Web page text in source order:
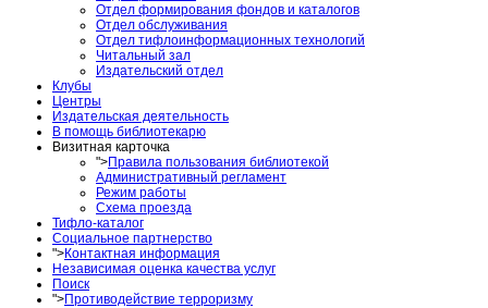
Отдел формирования фондов и каталогов
Отдел обслуживания
Отдел тифлоинформационных технологий
Читальный зал
Издательский отдел
Клубы
Центры
Издательская деятельность
В помощь библиотекарю
Визитная карточка
">Правила пользования библиотекой
Административный регламент
Режим работы
Схема проезда
Тифло-каталог
Социальное партнерство
">Контактная информация
Независимая оценка качества услуг
Поиск
">Противодействие терроризму